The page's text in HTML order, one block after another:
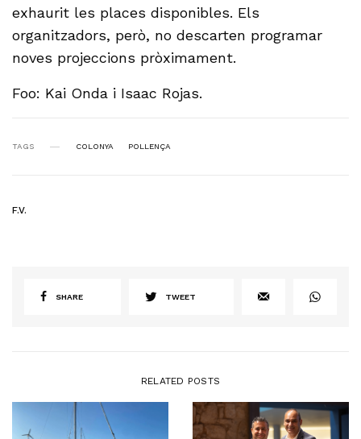
exhaurit les places disponibles. Els
organitzadors, però, no descarten programar
noves projeccions pròximament.
Foo: Kai Onda i Isaac Rojas.
TAGS COLONYA POLLENÇA
F.V.
SHARE TWEET
RELATED POSTS